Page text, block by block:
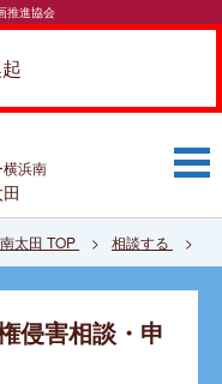
推進協会
横浜南
太田 TOP 相談する
侵害相談・申